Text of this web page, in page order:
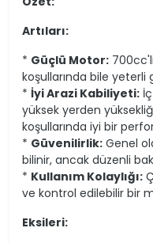
Artıları:
* Güçlü Motor:
koşullarında bile yeterli
* İyi Arazi Kabiliyeti:
yüksek yerden
koşullarında iyi bir
* Güvenilirlik: Genel
bilinir, ancak düzenli
* Kullanım Kolaylığı:
ve kontrol edilebilir bir
Eksileri: